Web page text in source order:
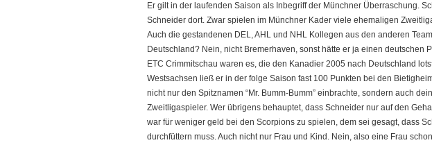
Er gilt in der laufenden Saison als Inbegriff der Münchner Überraschung.
Schneider dort. Zwar spielen im Münchner Kader viele ehemaligen
Auch die gestandenen DEL, AHL und NHL Kollegen aus den anderen
Deutschland? Nein, nicht Bremerhaven, sonst hätte er ja einen deutschen
ETC Crimmitschau waren es, die den Kanadier 2005 nach Deutschland
Westsachsen ließ er in der folge Saison fast 100 Punkten bei den
nicht nur den Spitznamen “Mr. Bumm-Bumm” einbrachte, sondern auch
Zweitligaspieler. Wer übrigens behauptet, dass Schneider nur auf den
war für weniger geld bei den Scorpions zu spielen, dem sei gesagt, dass
durchfüttern muss. Auch nicht nur Frau und Kind. Nein, also eine Frau